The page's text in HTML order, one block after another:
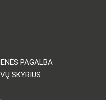
PAGALBA
SKYRIUS